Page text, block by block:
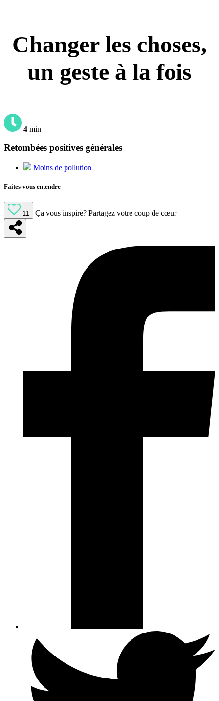
Changer les choses,
un geste à la fois
4 min
Retombées positives générales
Moins de pollution
Faites-vous entendre
11 Ça vous inspire? Partagez votre coup de cœur